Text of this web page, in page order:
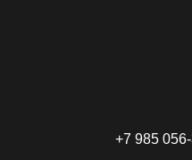
+7 985